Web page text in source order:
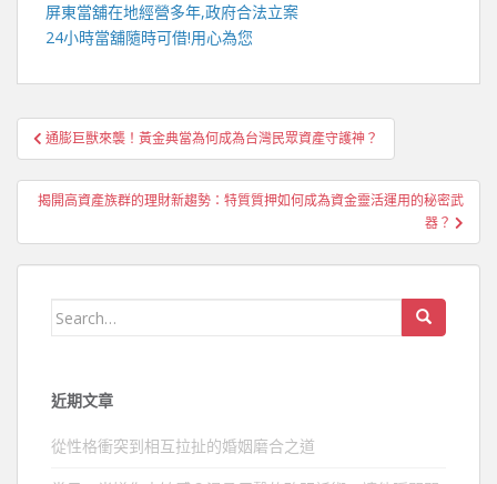
屏東當舖在地經營多年,政府合法立案
24小時當舖隨時可借!用心為您
文
章
導
覽
通膨巨獸來襲！黃金典當為何成為台灣民眾資產守護神？
揭開高資產族群的理財新趨勢：特質質押如何成為資金靈活運用的秘密武
器？
Search
近期文章
從性格衝突到相互拉扯的婚姻磨合之道